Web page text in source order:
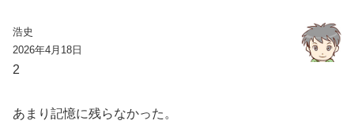
浩史
2026年4月18日
2
あまり記憶に残らなかった。